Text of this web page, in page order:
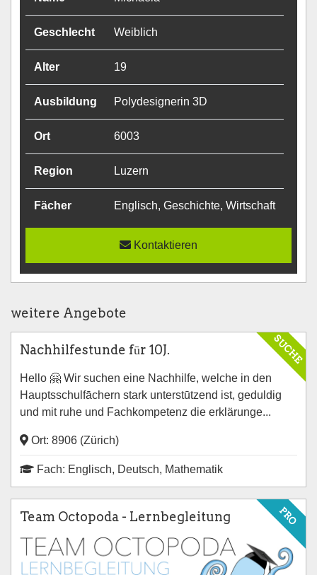
Geschlecht Weiblich
Alter 19
Ausbildung Polydesignerin 3D
Ort 6003
Region Luzern
Fächer Englisch, Geschichte, Wirtschaft
Kontaktieren
weitere Angebote
SUCHE
Nachhilfestunde fūr 10J.
Hello 🤗 Wir suchen eine Nachhilfe, welche in den
Hauptsschulfāchern stark unterstūtzend ist, geduldig
und mit ruhe und Fachkompetenz die erklärunge...
Ort: 8906 (Zürich)
Fach: Englisch, Deutsch, Mathematik
PRO
Team Octopoda - Lernbegleitung